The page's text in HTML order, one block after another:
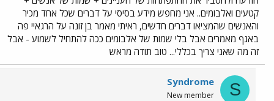
קטעים ואלבומים.. אני מחפש מידע בסיסי על דברים שכל אחד מכיר
והאנשים שהמציאו דברים חדשים, ראיתי מאמר בן זונה על הרגאיי פה
באגף מאמרים אבל בלי שמות של אלבומים ככה להתחיל לשמוע - אבל
זה מה שאני צריך בכללי... טוב תודה מראש
S
Syndrome
New member